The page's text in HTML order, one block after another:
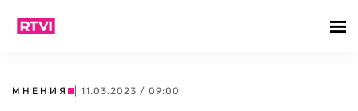
МНЕНИЯ | 11.03.2023 / 09:00